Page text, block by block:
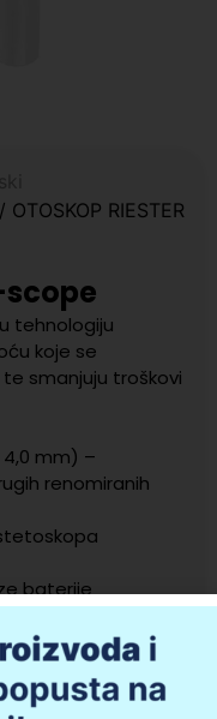
/ OTOSKOP RIESTER
scope
tehnologiju
koje se
smanjuju troškovi
4,0 mm) –
renomiranih
baterije